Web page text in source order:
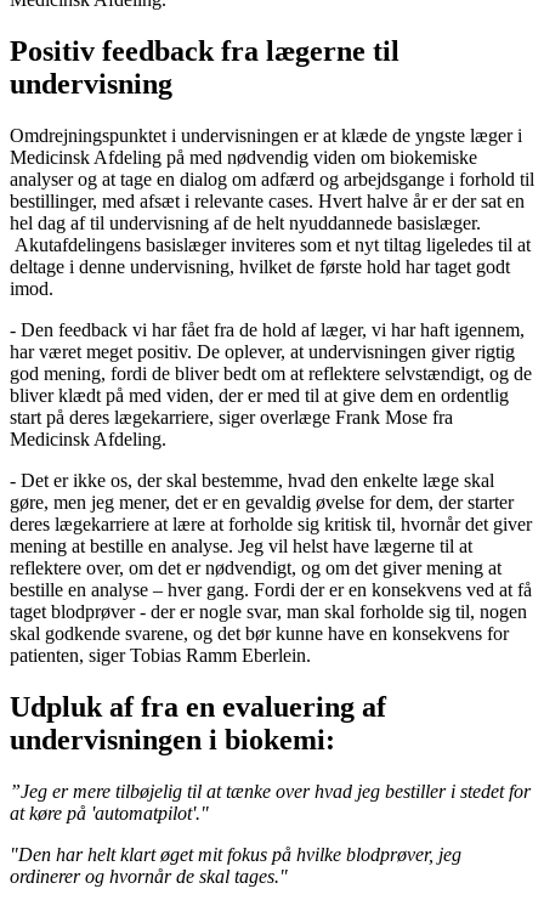
Positiv feedback fra lægerne til
undervisning
Omdrejningspunktet i undervisningen er at klæde de yngste læger i
Medicinsk Afdeling på med nødvendig viden om biokemiske
analyser og at tage en dialog om adfærd og arbejdsgange i forhold til
bestillinger, med afsæt i relevante cases. Hvert halve år er der sat en
hel dag af til undervisning af de helt nyuddannede basislæger.
Akutafdelingens basislæger inviteres som et nyt tiltag ligeledes til at
deltage i denne undervisning, hvilket de første hold har taget godt
imod.
- Den feedback vi har fået fra de hold af læger, vi har haft igennem,
har været meget positiv. De oplever, at undervisningen giver rigtig
god mening, fordi de bliver bedt om at reflektere selvstændigt, og de
bliver klædt på med viden, der er med til at give dem en ordentlig
start på deres lægekarriere, siger overlæge Frank Mose fra
Medicinsk Afdeling.
- Det er ikke os, der skal bestemme, hvad den enkelte læge skal
gøre, men jeg mener, det er en gevaldig øvelse for dem, der starter
deres lægekarriere at lære at forholde sig kritisk til, hvornår det giver
mening at bestille en analyse. Jeg vil helst have lægerne til at
reflektere over, om det er nødvendigt, og om det giver mening at
bestille en analyse – hver gang. Fordi der er en konsekvens ved at få
taget blodprøver - der er nogle svar, man skal forholde sig til, nogen
skal godkende svarene, og det bør kunne have en konsekvens for
patienten, siger Tobias Ramm Eberlein.
Udpluk af fra en evaluering af
undervisningen i biokemi:
”Jeg er mere tilbøjelig til at tænke over hvad jeg bestiller i stedet for
at køre på 'automatpilot'."
"Den har helt klart øget mit fokus på hvilke blodprøver, jeg
ordinerer og hvornår de skal tages."